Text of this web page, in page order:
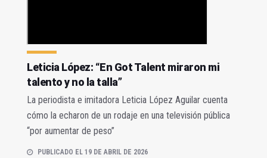
Leticia López: “En Got Talent miraron mi
talento y no la talla”
La periodista e imitadora Leticia López Aguilar cuenta
cómo la echaron de un rodaje en una televisión pública
“por aumentar de peso”
PUBLICADO EL 19 DE ABRIL DE 2026